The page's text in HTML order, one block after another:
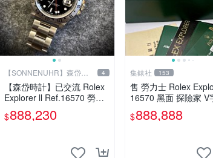
【SONNENUHR】森岱時
計
4
【森岱時計】已交流 Rolex
Explorer ll Ref.16570 勞力
士 探險家二 40mm
$888,230
集錶社 153
售 勞力士 Rolex
16570 黑面 探險家 V
186 [交流]
$888,888